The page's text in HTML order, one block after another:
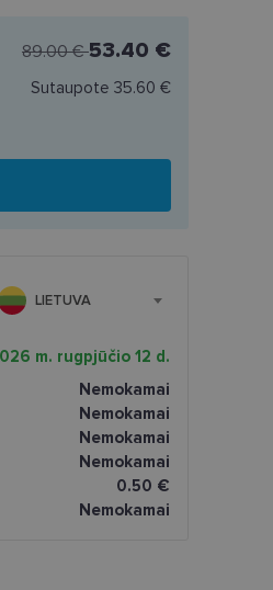
89.00 €53.40 €
Sutaupote 35.60 €
LIETUVA
m. rugpjūčio 12 d.
Nemokamai
Nemokamai
Nemokamai
Nemokamai
0.50 €
Nemokamai